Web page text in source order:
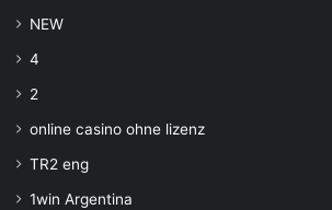
NEW
4
2
online casino ohne lizenz
TR2 eng
1win Argentina